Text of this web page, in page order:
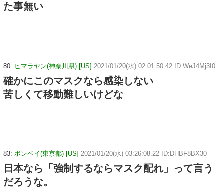
た事無い
80: ヒマラヤン(神奈川県) [US] 2021/01/20(水) 02:01:50.42 ID:WeJ4Mj3I0
確かにこのマスクなら感染しない
苦しくて移動難しいけどな
83: ボンベイ(東京都) [US] 2021/01/20(水) 03:26:08.22 ID:DHBF8BX30
日本なら「強制するならマスク配れ」って言う
だろうな。